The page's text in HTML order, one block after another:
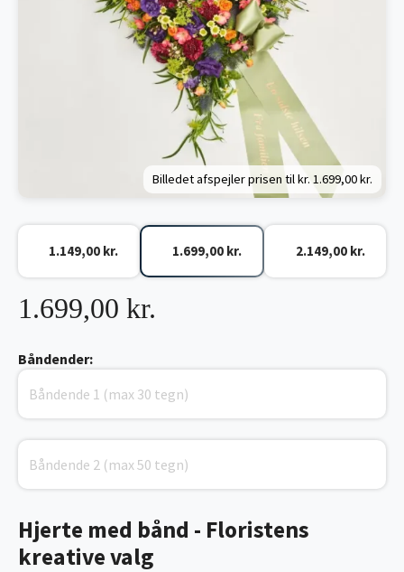
Billedet afspejler prisen til kr. 1.699,00 kr.
Hjerte med bånd - Floristens
kreative valg
1.699,00 kr.
1.149,00 kr. 1.699,00 kr. 2.149,00 kr.
Båndender: